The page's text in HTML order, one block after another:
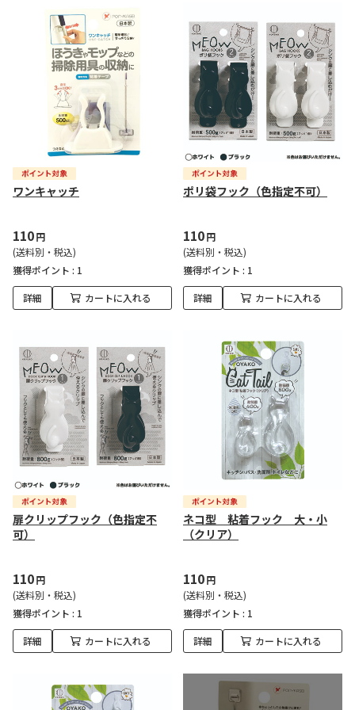
ワンキャッチ
110円
(送料別・税込)
獲得ポイント : 1
詳細 カートに入れる
ポリ袋フック（色指定不可）
110円
(送料別・税込)
獲得ポイント : 1
詳細 カートに入れる
扉クリップフック（色指定不
可）
110円
(送料別・税込)
獲得ポイント : 1
詳細 カートに入れる
ネコ型 粘着フック 大・小
（クリア）
110円
(送料別・税込)
獲得ポイント : 1
詳細 カートに入れる